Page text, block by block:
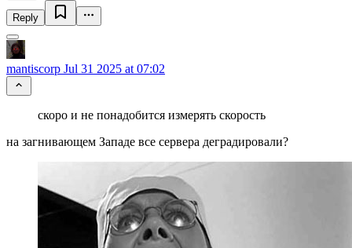
Reply
mantiscorp Jul 31 2025 at 07:02
скоро и не понадобится измерять скорость
на загнивающем Западе все сервера деградировали?